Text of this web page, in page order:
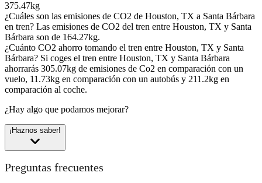
375.47kg
¿Cuáles son las emisiones de CO2 de Houston, TX a Santa Bárbara
en tren? Las emisiones de CO2 del tren entre Houston, TX y Santa
Bárbara son de 164.27kg.
¿Cuánto CO2 ahorro tomando el tren entre Houston, TX y Santa
Bárbara? Si coges el tren entre Houston, TX y Santa Bárbara
ahorrarás 305.07kg de emisiones de Co2 en comparación con un
vuelo, 11.73kg en comparación con un autobús y 211.2kg en
comparación al coche.
¿Hay algo que podamos mejorar?
¡Haznos saber!
Preguntas frecuentes